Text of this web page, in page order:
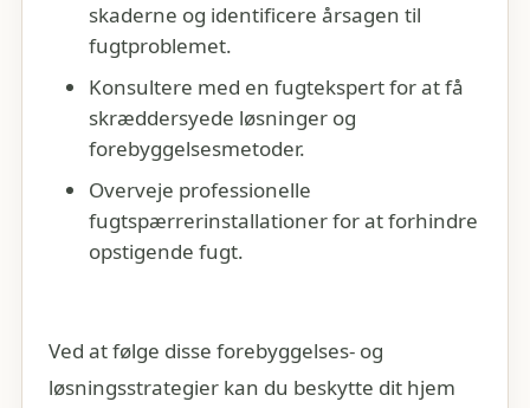
skaderne og identificere årsagen til
fugtproblemet.
Konsultere med en fugtekspert for at få
skræddersyede løsninger og
forebyggelsesmetoder.
Overveje professionelle
fugtspærrerinstallationer for at forhindre
opstigende fugt.
Ved at følge disse forebyggelses- og
løsningsstrategier kan du beskytte dit hjem